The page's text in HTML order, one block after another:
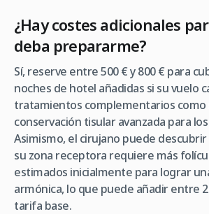
¿Hay costes adicionales
deba prepararme?
Sí, reserve entre 500 € y 800 € para
noches de hotel añadidas si su vuelo
tratamientos complementarios como
conservación tisular avanzada para
Asimismo, el cirujano puede
su zona receptora requiere más
estimados inicialmente para lograr
armónica, lo que puede añadir entre
tarifa base.